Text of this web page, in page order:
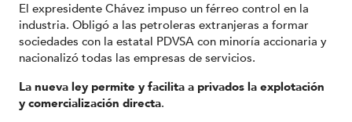
El expresidente Chávez impuso un férreo control en la
industria. Obligó a las petroleras extranjeras a formar
sociedades con la estatal PDVSA con minoría accionaria y
nacionalizó todas las empresas de servicios.
La nueva ley permite y facilita a privados la explotación
y comercialización directa.